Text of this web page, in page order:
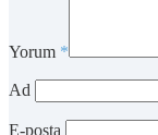
Yorum *
Ad
E-posta